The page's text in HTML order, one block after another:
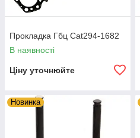
Прокладка Гбц Cat294-1682
В наявності
Ціну уточнюйте
Новинка